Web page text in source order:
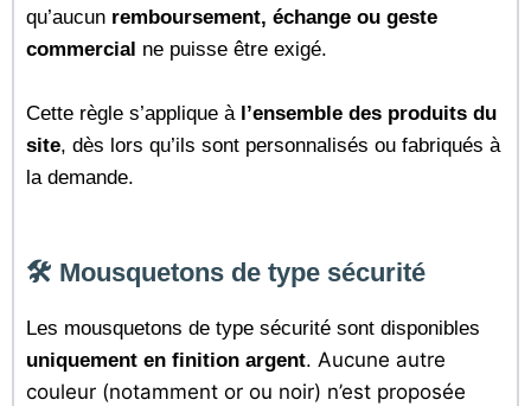
qu’aucun remboursement, échange ou geste
commercial ne puisse être exigé.
Cette règle s’applique à l’ensemble des produits du
site, dès lors qu’ils sont personnalisés ou fabriqués à
la demande.
🛠️ Mousquetons de type sécurité
Les mousquetons de type sécurité sont disponibles
uniquement en finition argent. Aucune autre
couleur (notamment or ou noir) n’est proposée